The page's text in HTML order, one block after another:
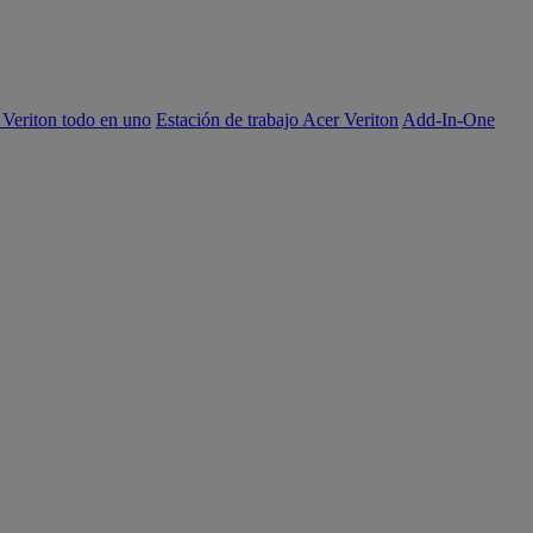
todo en uno Estación de trabajo Acer Veriton Add-In-One